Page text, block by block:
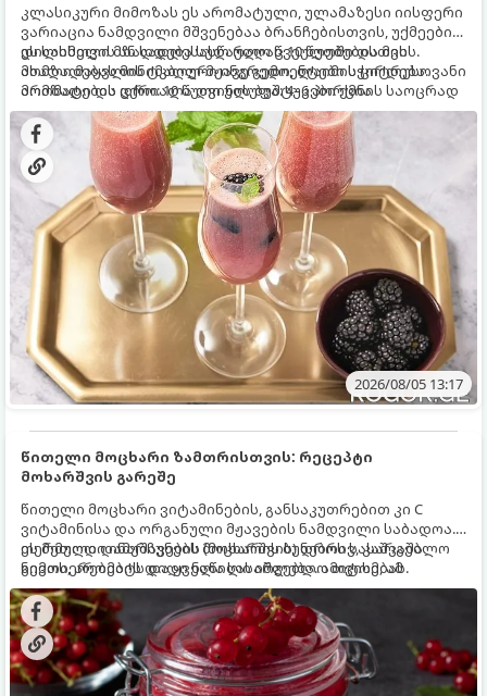
კლასიკური მიმოზას ეს არომატული, ულამაზესი იისფერი
ვარიაცია ნამდვილი მშვენებაა ბრანჩებისთვის, უქმეების
დილისთვის ან სადღესასწაულო წვეულებებისთვის.
ახალი მაყვლის ტკბილ-მჟავე გემო, ლაიმის ციტრუსოვანი
არომატი და ცქრიალა ღვინის ბუშტუკები ქმნის საოცრად
დახვეწილ და მაგრილებელ კოქტეილს.
ეს სასმელი მზადდება სულ რაღაც 10 წუთში და მის
მომზადებას მინიმალური ინგრედიენტები სჭირდება.
მომზადების დრო: 10 წუთი ულუფა: 4–6 პორცია
2026/08/05 13:17
წითელი მოცხარი ზამთრისთვის: რეცეპტი
მოხარშვის გარეშე
წითელი მოცხარი ვიტამინების, განსაკუთრებით კი C
ვიტამინისა და ორგანული მჟავების ნამდვილი საბადოა.
თერმული დამუშავების (მოხარშვის) დროს სასარგებლო
ნივთიერებების დიდი ნაწილი იშლება. ამიტომ, ამ
კენკრის ზამთრისთვის შესანახად საუკეთესო გზა
„ცოცხალი ჯემის“ მომზადებაა - მოხარშვის გარეშე.
ეს მეთოდი ინარჩუნებს მოცხარის ბუნებრივ, კაშკაშა
გემოს, არომატს და ყველა სასარგებლო თვისებას.